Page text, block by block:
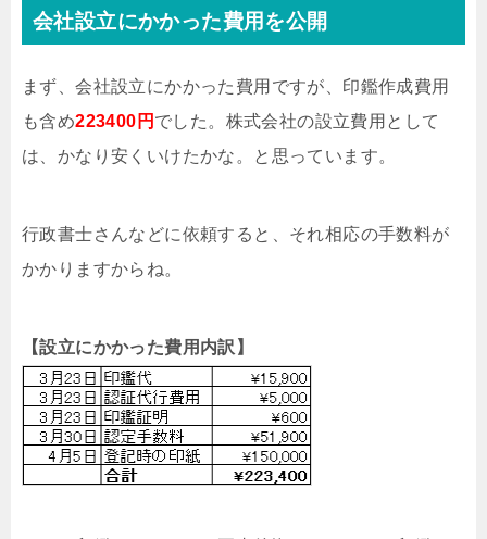
会社設立にかかった費用を公開
まず、会社設立にかかった費用ですが、印鑑作成費用
も含め223400円 でした。株式会社の設立費用として
は、かなり安くいけたかな。と思っています。
行政書士さんなどに依頼すると、それ相応の手数料が
かかりますからね。
【設立にかかった費用内訳】